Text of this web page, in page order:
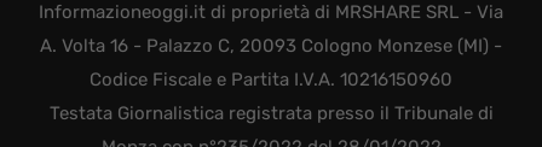
Informazioneoggi.it di proprietà di MRSHARE SRL - Via
A. Volta 16 - Palazzo C, 20093 Cologno Monzese (MI) -
Codice Fiscale e Partita I.V.A. 10216150960
Testata Giornalistica registrata presso il Tribunale di